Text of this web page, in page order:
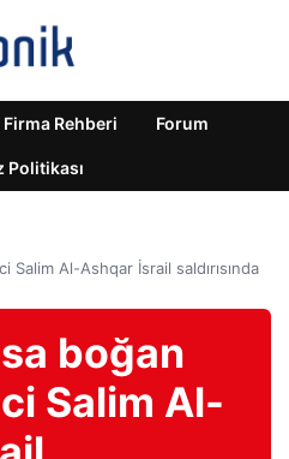
Firma Rehberi Forum
Politikası
Al-Ashqar İsrail saldırısında
boğan
Salim Al-